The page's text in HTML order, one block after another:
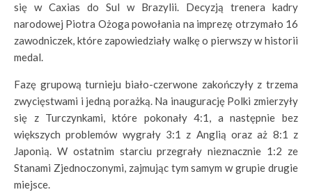
się w Caxias do Sul w Brazylii. Decyzją trenera kadry
narodowej Piotra Ożoga powołania na imprezę otrzymało 16
zawodniczek, które zapowiedziały walkę o pierwszy w historii
medal.
Fazę grupową turnieju biało-czerwone zakończyły z trzema
zwycięstwami i jedną porażką. Na inaugurację Polki zmierzyły
się z Turczynkami, które pokonały 4:1, a następnie bez
większych problemów wygrały 3:1 z Anglią oraz aż 8:1 z
Japonią. W ostatnim starciu przegrały nieznacznie 1:2 ze
Stanami Zjednoczonymi, zajmując tym samym w grupie drugie
miejsce.